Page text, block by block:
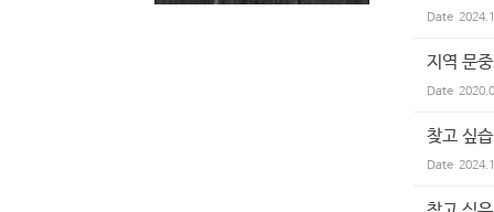
Date
지역 문
Date
찾고 싶
Date